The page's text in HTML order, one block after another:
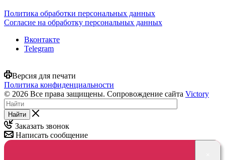
Политика обработки персональных данных
Согласие на обработку персональных данных
Вконтакте
Telegram
Версия для печати
Политика конфиденциальности
© 2026 Все права защищены. Сопровождение сайта Victory
Найти
Заказать звонок
Написать сообщение